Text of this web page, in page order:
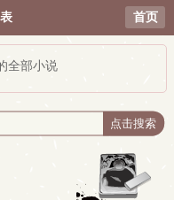
首页
全部小说